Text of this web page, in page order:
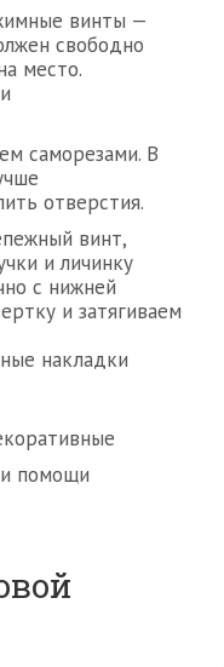
винты —
свободно
место.
саморезами. В
отверстия.
винт,
и личинку
с нижней
и затягиваем
накладки
помощи